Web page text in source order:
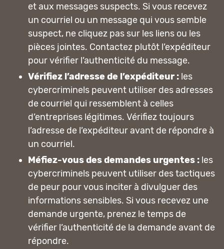
et aux messages suspects. Si vous recevez
un courriel ou un message qui vous semble
suspect, ne cliquez pas sur les liens ou les
pièces jointes. Contactez plutôt l’expéditeur
pour vérifier l’authenticité du message.
Vérifiez l’adresse de l’expéditeur : les
cybercriminels peuvent utiliser des adresses
de courriel qui ressemblent à celles
d’entreprises légitimes. Vérifiez toujours
l’adresse de l’expéditeur avant de répondre à
un courriel.
Méfiez-vous des demandes urgentes : les
cybercriminels peuvent utiliser des tactiques
de peur pour vous inciter à divulguer des
informations sensibles. Si vous recevez une
demande urgente, prenez le temps de
vérifier l’authenticité de la demande avant de
répondre.